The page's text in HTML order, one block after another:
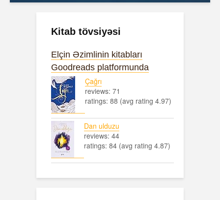
Kitab tövsiyəsi
Elçin Əzimlinin kitabları
Goodreads platformunda
Çağrı
reviews: 71
ratings: 88 (avg rating 4.97)
Dan ulduzu
reviews: 44
ratings: 84 (avg rating 4.87)